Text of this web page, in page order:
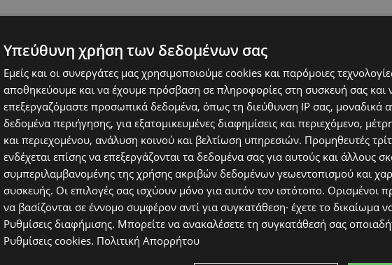
Υπεύθυνη χρήση των δεδομένων σας
Εμείς και οι συνεργάτες μας χρησιμοποιούμε cookies και παρόμοιες
αποθηκεύουμε και να έχουμε πρόσβαση σε πληροφορίες στη συσκευή σας και
επεξεργαζόμαστε προσωπικά δεδομένα, όπως τη διεύθυνση IP σας, μοναδικά
δεδομένα περιήγησης, για εξατομικευμένες διαφημίσεις και περιεχόμενο,
και περιεχομένου, ανάλυση κοινού και βελτίωση υπηρεσιών. Προμηθευτές
ενδέχεται επίσης να επεξεργάζονται τα δεδομένα σας για αυτούς και άλλους
συμπεριλαμβανομένης της χρήσης ακριβών δεδομένων γεωεντοπισμού και
συσκευής. Οι επιλογές σας ισχύουν μόνο για αυτόν τον ιστότοπο. Ορισμένοι
να βασίζονται σε έννομο συμφέρον αντί για συγκατάθεση· έχετε το δικαίωμα να
Ρυθμίσεις διαφήμισης. Μπορείτε να ανακαλέσετε τη συγκατάθεσή σας
Ρυθμίσεις cookies. Πολιτική Απορρήτου